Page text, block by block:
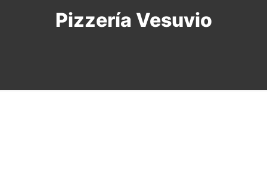
Pizzería Vesuvio